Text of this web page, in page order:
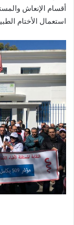
أقسام الإنعاش
استعمال الأختام